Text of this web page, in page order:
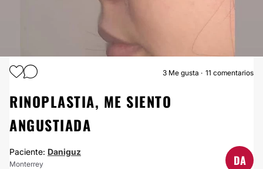
RINOPLASTIA
3 Me gusta 11 comentarios
RINOPLASTIA, ME SIENTO
ANGUSTIADA
Paciente: Daniguz
Monterrey DA